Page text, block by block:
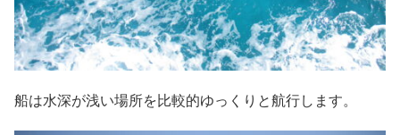
船は水深が浅い場所を比較的ゆっくりと航行します。